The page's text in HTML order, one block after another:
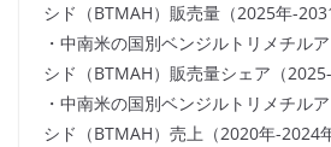
シド（BTMAH）販売量（2025年-
・中南米の国別ベンジルトリメチル
シド（BTMAH）販売量シェア（2025-
・中南米の国別ベンジルトリメチル
シド（BTMAH）売上（2020年-2024年